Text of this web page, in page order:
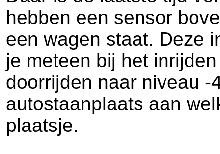
hebben een sensor
een wagen staat. Deze
je meteen bij het
doorrijden naar niveau
autostaanplaats aan
plaatsje.